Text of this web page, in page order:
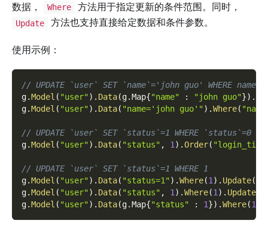
数据，
Where 方法用于指定更新的条件范围。同时，
Update 方法也支持直接给定数据和条件参数。
使用示例：
// UPDATE `user` SET `name`='john guo' WHERE
g.Model ( "user") . Data(g.Map{"name" : "john guo"}) .
g.Model ( "user") . Data( "name='john guo'") .Where(
// UPDATE `user` SET `status`=1 WHERE `status`=0
g.Model ( "user") . Data( "status" , 1) .Order(
// UPDATE `user` SET `status`=1 WHERE 1
g.Model ( "user") . Data( "status=1") .Where(1) . Update(
g.Model ( "user") . Data( "status" , 1) .Where(1) . Update
g.Model ( "user") . Data(g.Map{"status" : 1}) .Where(1